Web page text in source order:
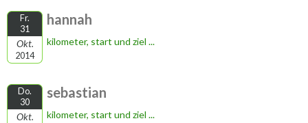
Fr.
31
Okt.
2014
hannah
kilometer, start und ziel ...
Do.
30
Okt.
sebastian
kilometer, start und ziel ...